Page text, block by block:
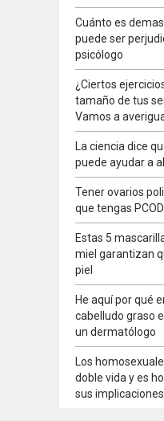
Cuánto es
puede ser
psicólogo
¿Ciertos
tamaño de tus
Vamos a
La ciencia dice
puede ayudar a
Tener ovarios
que tengas
Estas 5
miel garantizan
piel
He aquí por qué
cabelludo graso
un dermatólogo
Los
doble vida y es
sus